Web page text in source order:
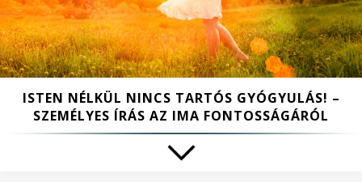
ISTEN NÉLKÜL NINCS TARTÓS GYÓGYULÁS! –
SZEMÉLYES ÍRÁS AZ IMA FONTOSSÁGÁRÓL